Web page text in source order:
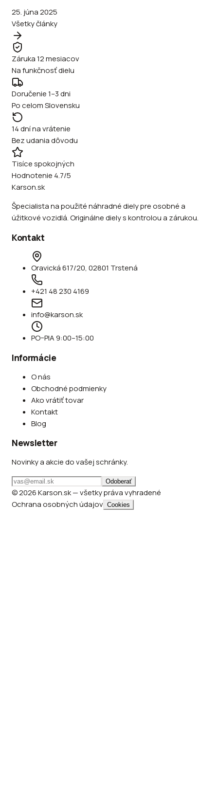
25. júna 2025
Všetky články
Záruka 12 mesiacov
Na funkčnosť dielu
Doručenie 1–3 dni
Po celom Slovensku
14 dní na vrátenie
Bez udania dôvodu
Tisíce spokojných
Hodnotenie 4.7/5
Karson.sk
Špecialista na použité náhradné diely pre osobné a
úžitkové vozidlá. Originálne diely s kontrolou a zárukou.
Kontakt
Oravická 617/20, 02801 Trstená
+421 48 230 4169
info@karson.sk
PO–PIA 9:00–15:00
Informácie
O nás
Obchodné podmienky
Ako vrátiť tovar
Kontakt
Blog
Newsletter
Novinky a akcie do vašej schránky.
Odoberať
© 2026 Karson.sk — všetky práva vyhradené
Ochrana osobných údajov Cookies